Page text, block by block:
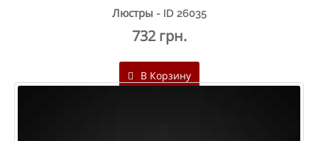
Люстры - ID 26035
732 грн.
В Корзину